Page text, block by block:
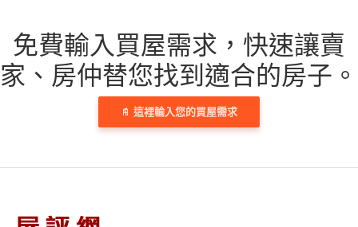
免費輸入買屋需求， 快速讓賣
家、房仲替您找到適合的房子。
這裡輸入您的買屋需求